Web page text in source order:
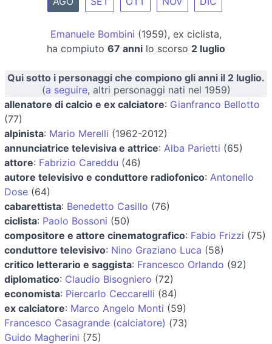
Emanuele Bombini (1959), ex ciclista,
ha compiuto 67 anni lo scorso 2 luglio
Qui sotto i personaggi che compiono gli anni il 2 luglio.
(a seguire, altri personaggi nati nel 1959)
allenatore di calcio e ex calciatore: Gianfranco Bellotto
(77)
alpinista: Mario Merelli (1962-2012)
annunciatrice televisiva e attrice: Alba Parietti (65)
attore: Fabrizio Careddu (46)
autore televisivo e conduttore radiofonico: Antonello
Dose (64)
cabarettista: Benedetto Casillo (76)
ciclista: Paolo Bossoni (50)
compositore e attore cinematografico: Fabio Frizzi (75)
conduttore televisivo: Nino Graziano Luca (58)
critico letterario e saggista: Francesco Orlando (92)
diplomatico: Claudio Bisogniero (72)
economista: Piercarlo Ceccarelli (84)
ex calciatore: Marco Angelo Monti (59)
Francesco Casagrande (calciatore) (73)
Guido Magherini (75)